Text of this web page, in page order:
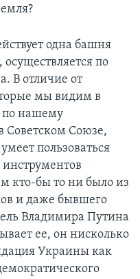
одна башня
по
В отличие от
мы видим в
по нашему
Советском Союзе,
пользоваться
кто-бы то ни было из
и даже бывшего
Владимира Путина
ее, он нисколько
Украины как